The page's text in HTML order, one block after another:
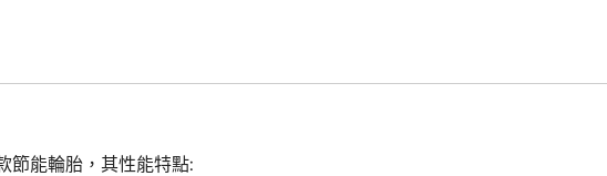
節能輪胎，其性能特點: